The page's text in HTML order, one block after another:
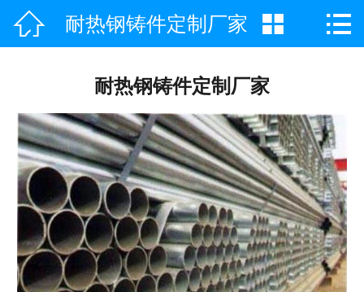
 网站首页
新闻咨询
工程案例
荣誉资质
联系我们
 耐热钢铸件定制厂家  
耐热钢铸件定制厂家